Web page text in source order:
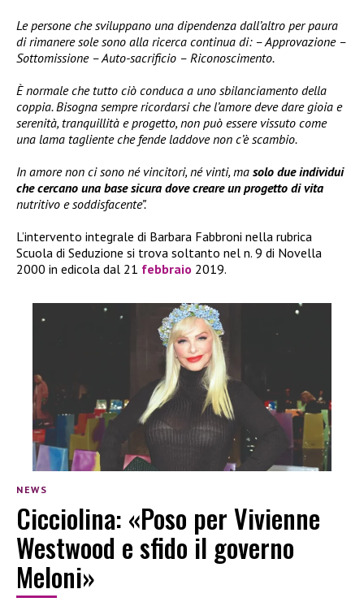
Le persone che sviluppano una dipendenza dall’altro per paura
di rimanere sole sono alla ricerca continua di: – Approvazione –
Sottomissione – Auto-sacrificio – Riconoscimento.
È normale che tutto ciò conduca a uno sbilanciamento della
coppia. Bisogna sempre ricordarsi che l’amore deve dare gioia e
serenità, tranquillità e progetto, non può essere vissuto come
una lama tagliente che fende laddove non c’è scambio.
In amore non ci sono né vincitori, né vinti, ma solo due individui
che cercano una base sicura dove creare un progetto di vita
nutritivo e soddisfacente”.
L’intervento integrale di Barbara Fabbroni nella rubrica
Scuola di Seduzione si trova soltanto nel n. 9 di Novella
2000 in edicola dal 21 febbraio 2019.
NEWS
Cicciolina: «Poso per Vivienne
Westwood e sfido il governo
Meloni»